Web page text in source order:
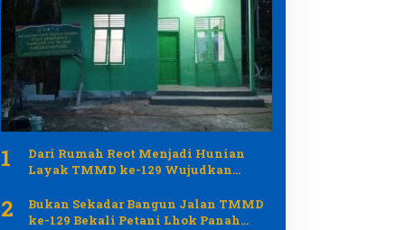
1
Dari Rumah Reot Menjadi Hunian
Layak TMMD ke-129 Wujudkan
2
Bukan Sekadar Bangun Jalan TMMD
ke-129 Bekali Petani Lhok Panah